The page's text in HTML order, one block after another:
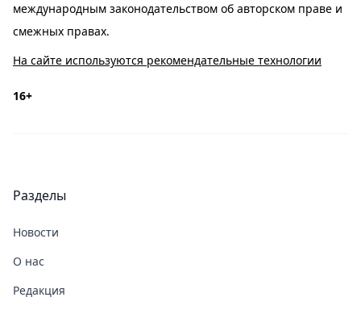
международным законодательством об авторском праве и
смежных правах.
На сайте используются рекомендательные технологии
16+
Разделы
Новости
О нас
Редакция